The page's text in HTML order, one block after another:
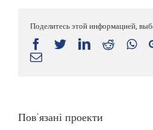
Поделитесь этой информацией,
Facebook
TwitterLinkedIn
Reddit
Email
Пов'язані проекти